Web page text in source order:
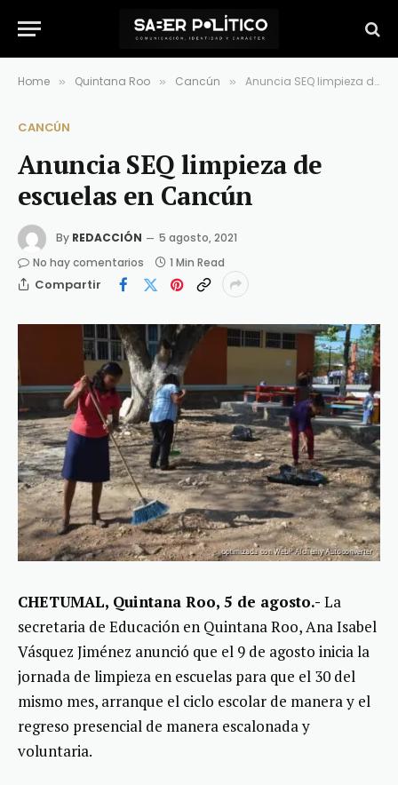
Home » Quintana Roo » Cancún » Anuncia SEQ limpieza de escuelas en Cancún
CANCÚN
Anuncia SEQ limpieza de
escuelas en Cancún
By REDACCIÓN
5 agosto, 2021
No hay comentarios
1 Min Read
Compartir
CHETUMAL, Quintana Roo, 5 de agosto.- La
secretaria de Educación en Quintana Roo, Ana Isabel
Vásquez Jiménez anunció que el 9 de agosto inicia la
jornada de limpieza en escuelas para que el 30 del
mismo mes, arranque el ciclo escolar de manera y el
regreso presencial de manera escalonada y
voluntaria.